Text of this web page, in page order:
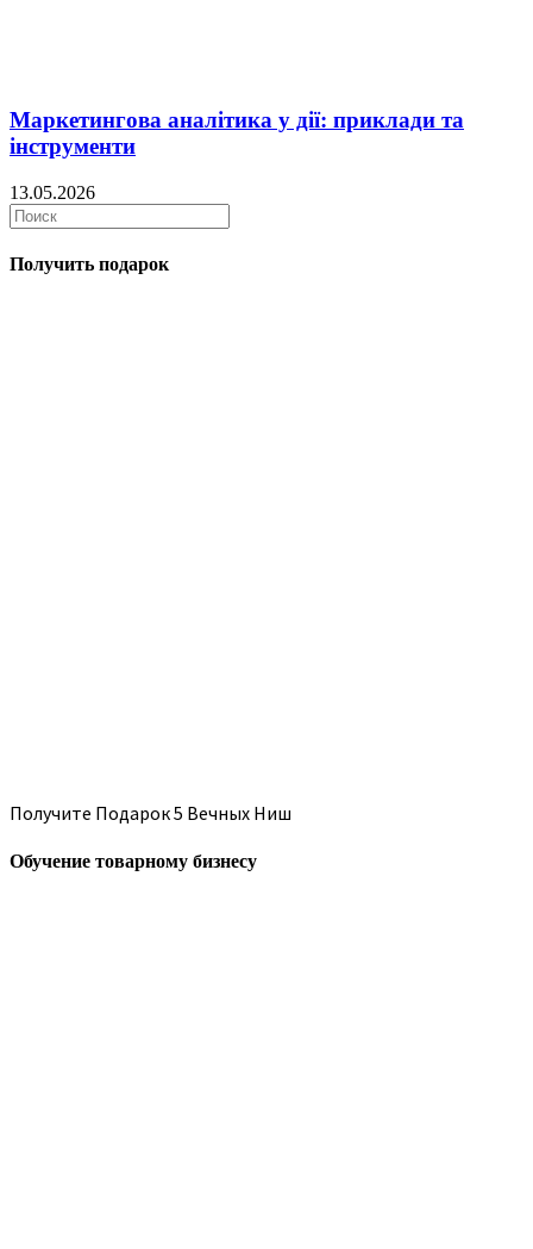
Маркетингова аналітика у дії: приклади та
інструменти
13.05.2026
Получить подарок
Получите Подарок 5 Вечных Ниш
Обучение товарному бизнесу